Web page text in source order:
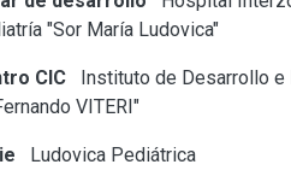
"Sor María Ludovica"
CIC
Instituto de Desarrollo
VITERI"
Ludovica Pediátrica